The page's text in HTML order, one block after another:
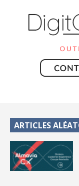
ARTICLES